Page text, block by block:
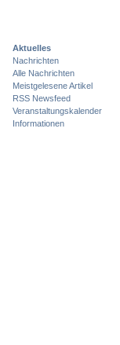
Aktuelles
Nachrichten
Alle Nachrichten
Meistgelesene Artikel
RSS Newsfeed
Veranstaltungskalender
Informationen